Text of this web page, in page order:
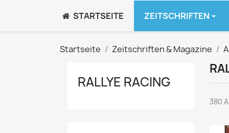
STARTSEITE ZEITSCHRIFTEN
JUGEND /
BRAVO
Startseite Zeitschriften & Magazine
RALLYE RACING
380